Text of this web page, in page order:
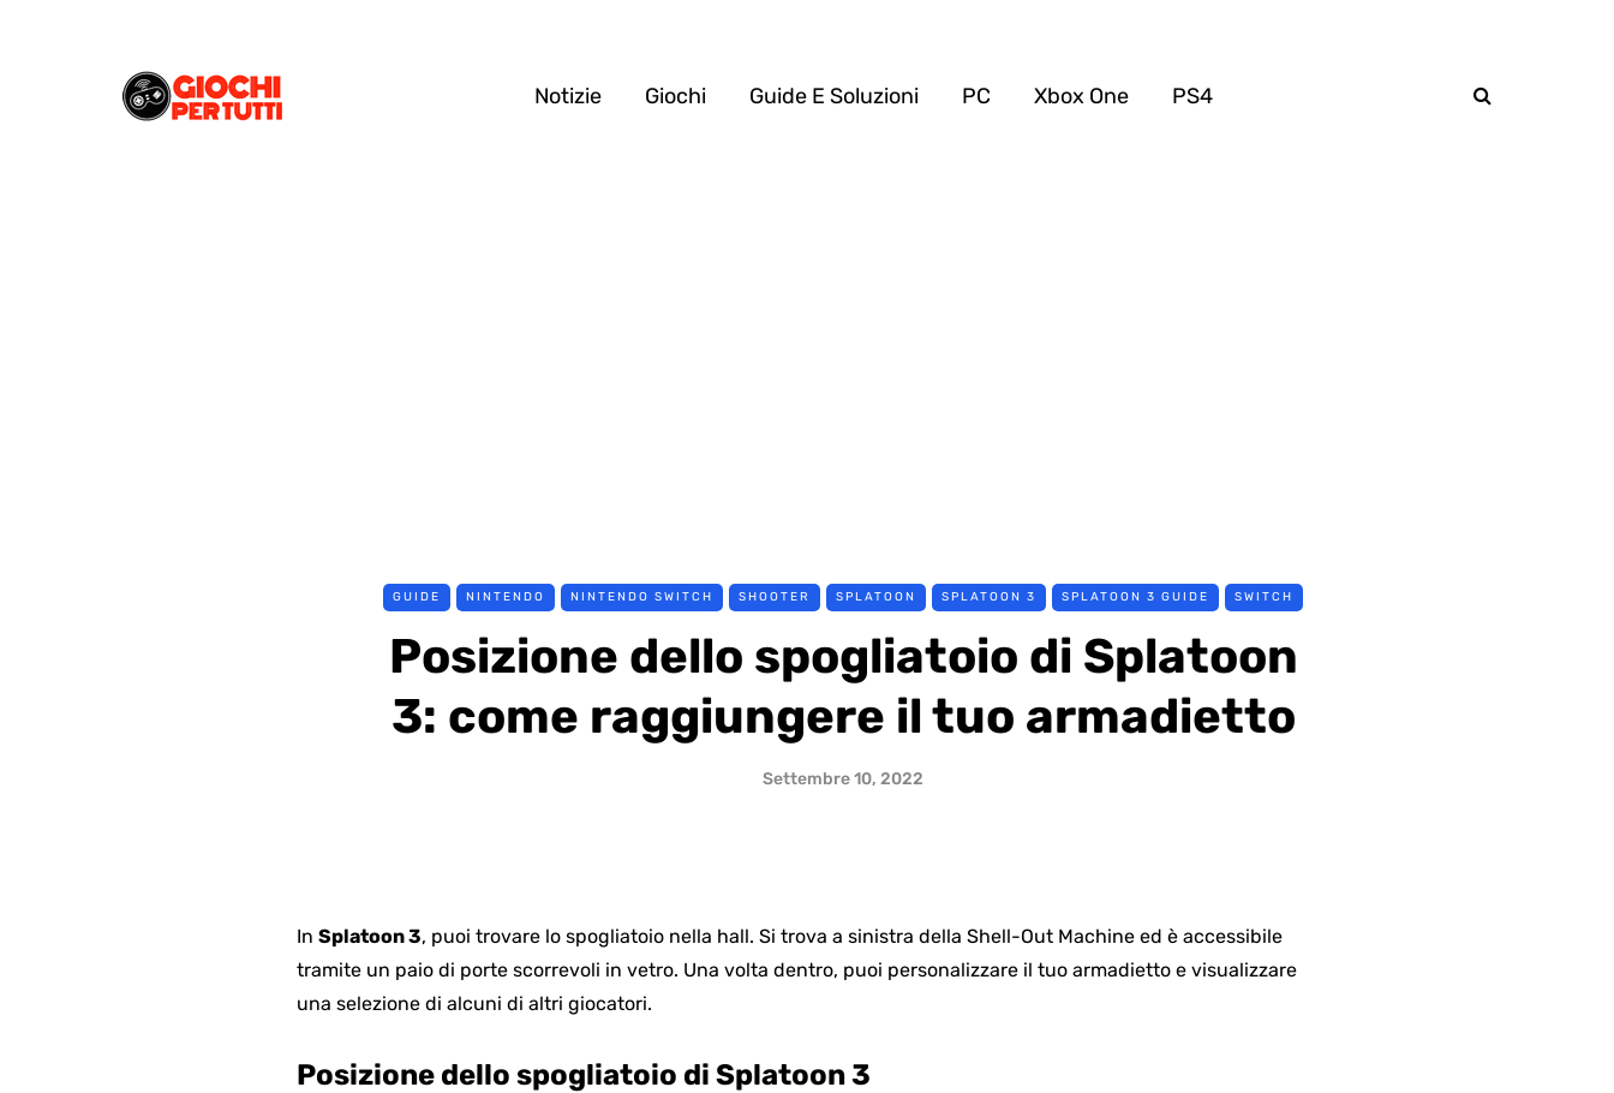
Notizie Giochi Guide E Soluzioni PC Xbox One PS4
GUIDE NINTENDO NINTENDO SWITCH SHOOTER SPLATOON SPLATOON 3 SPLATOON 3 GUIDE SWITCH
Posizione dello spogliatoio di Splatoon
3: come raggiungere il tuo armadietto
Settembre 10, 2022
In Splatoon 3, puoi trovare lo spogliatoio nella hall. Si trova a sinistra della Shell-Out Machine ed è accessibile
tramite un paio di porte scorrevoli in vetro. Una volta dentro, puoi personalizzare il tuo armadietto e visualizzare
una selezione di alcuni di altri giocatori.
Posizione dello spogliatoio di Splatoon 3